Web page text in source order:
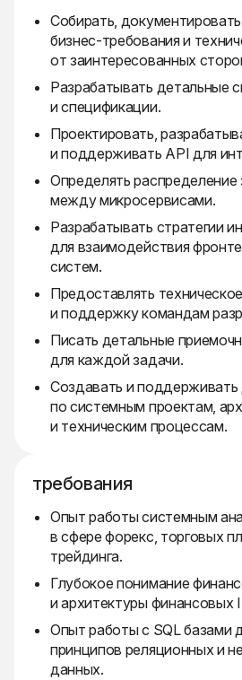
Собирать,
бизнес-требования и
от заинтересованных
Разрабатывать детальные
и спецификации.
Проектировать,
и поддерживать API для
Определять распределение
между микросервисами.
Разрабатывать стратегии
для взаимодействия
систем.
Предоставлять
и поддержку командам
Писать детальные
для каждой задачи.
Создавать и
по системным проектам,
и техническим процессам.
требования
Опыт работы системным
в сфере форекс, торговых
трейдинга.
Глубокое понимание
и архитектуры финансовых
Опыт работы с SQL базами
принципов реляционных и
данных.